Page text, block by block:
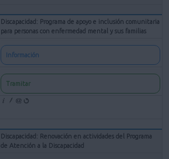
Discapacidad: Programa de apoyo e inclusión comunitaria
para personas con enfermedad mental y sus familias
Información
Tramitar
Discapacidad: Renovación en actividades del Programa
de Atención a la Discapacidad